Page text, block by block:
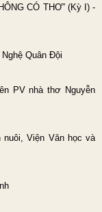
CÓ THƠ” (Kỳ I) -
Quân Đội
PV nhà thơ Nguyễn
Viện Văn học và